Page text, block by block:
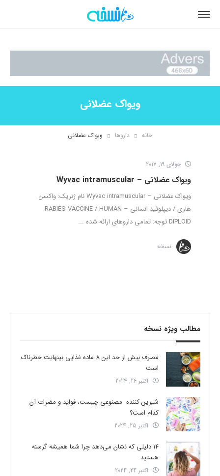
ویواک عضلانی
خانه داروها ویواک عضلانی
جولای 19, 2017
ویواک عضلانی – Wyvac intramuscular
ویواک عضلانی – Wyvac intramuscular نام ژنریک: واکسن
هاری / دیپلوئید انسانی – RABIES VACCINE / HUMAN
DIPLOID توجه: تمامی داروهای ارائه شده ...
نسخه
مطالب ویژه نسخه
مصرف بیش از حد این 8 ماده غذایی بینهایت خطرناک
است
اکتبر 26, 2024
شیرین کننده مصنوعی چیست، فواید و مضرات آن
کدام است؟
اکتبر 25, 2024
14 دلیلی که نشان می‌دهد چرا شما همیشه گرسنه
هستید
اکتبر 24, 2024